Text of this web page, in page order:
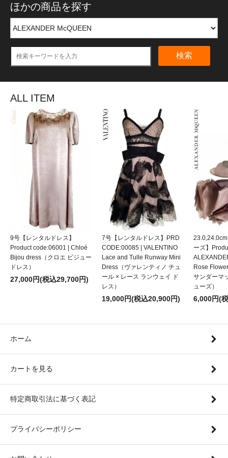
ほかの商品を探す
検索
ALL ITEM
9号【レンタルドレス】
Product code:06001 | Chloé
Bijou dress（クロエ ビジュー
ドレス）
27,000円(税込29,700円)
7号【レンタルドレス】PRD
CODE:00085 | VALENTINO
Lace and Tulle Runway Mini
Dress（ヴァレンティノ チュ
ール × レース ランウェイ ド
レス）
19,000円(税込20,900円)
ーズ】
Rose
サンダーマ
ューズ）
6,000円(
ホーム
カートを見る
特定商取引法に基づく表記
プライバシーポリシー